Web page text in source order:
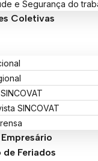
e Segurança do
Coletivas
SINCOVAT
Feriados